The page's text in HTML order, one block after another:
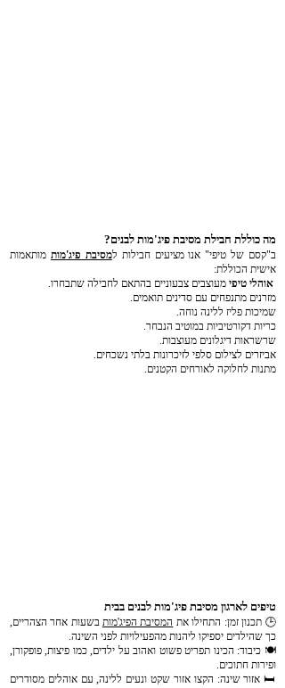
מה כוללת חבילת מסיבת פיג'מות לבנים?
ב"קסם של טיפי" אנו מציעים חבילות למסיבת פיג'מות מותאמות
אישית הכוללת:
אוהלי טיפי מעוצבים צבעוניים בהתאם לחבילה שתבחרו.
מזרנים מתנפחים עם סדינים תואמים.
שמיכות פליז ללינה נוחה.
כריות דקורטיביות במוטיב הנבחר.
שרשראות דיגלונים מעוצבות.
אביזרים לצילום סלפי לזיכרונות בלתי נשכחים.
מתנות לחלוקה לאורחים הקטנים.
טיפים לארגון מסיבת פיג'מות לבנים בבית
🕒 תכנון זמן: התחילו את המסיבת הפיג'מות בשעות אחר הצהריים,
כך שהילדים יספיקו ליהנות מהפעילויות לפני השינה.
🍽️ כיבוד: הכינו תפריט פשוט ואהוב על ילדים, כמו פיצות, פופקורן,
ופירות חתוכים.
🛏️ אזור שינה: הקצו אזור שקט ונעים ללינה, עם אוהלים מסודרים